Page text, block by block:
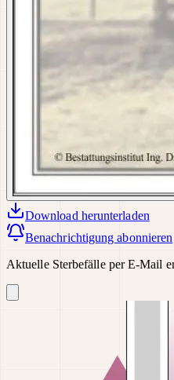
Download herunterladen
Benachrichtigung abonnieren
Aktuelle Sterbefälle per E-Mail